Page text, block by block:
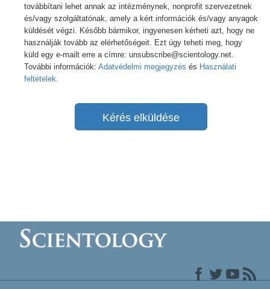
továbbítani lehet annak az intézménynek, nonprofit szervezetnek
és/vagy szolgáltatónak, amely a kért információk és/vagy anyagok
küldését végzi. Később bármikor, ingyenesen kérheti azt, hogy ne
használják tovább az elérhetőségeit. Ezt úgy teheti meg, hogy
küld egy e-mailt erre a címre: unsubscribe@scientology.net.
További információk: Adatvédelmi megjegyzés és Használati
feltételek.
Kérés elküldése